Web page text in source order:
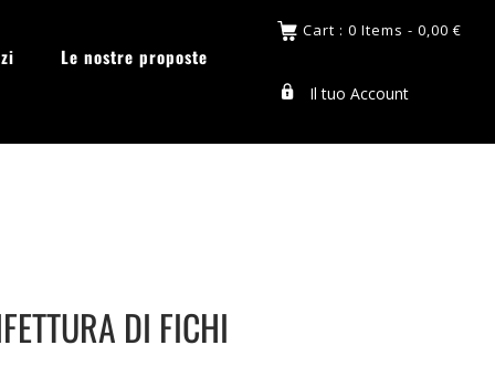
Le nostre proposte
Cart : 0 Items - 0,00 €
Il tuo Account
DI FICHI